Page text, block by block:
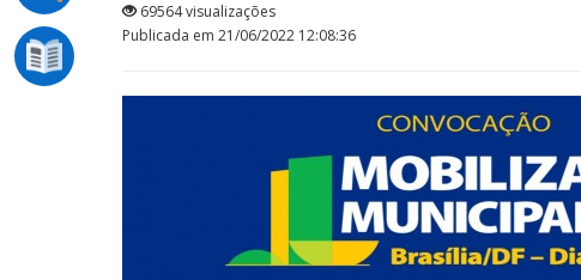
69564 visualizações
Publicada em 21/06/2022 12:08:36